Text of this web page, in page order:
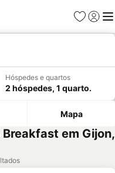
Favoritos
Iniciar
Hóspedes e quartos
2 hóspedes, 1 quarto.
Mapa
em Gijon,